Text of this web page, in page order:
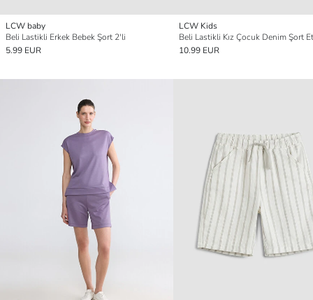
LCW baby
Beli Lastikli Erkek Bebek Şort 2'li
5.99 EUR
LCW Kids
Beli Lastikli Kız Çocuk Denim Şort
10.99 EUR